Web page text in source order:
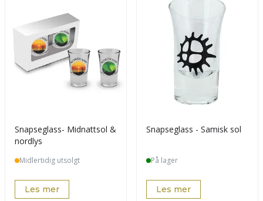
Snapseglass- Midnattsol &
nordlys
Midlertidig utsolgt
Les mer
Snapseglass - Samisk sol
På lager
Les mer